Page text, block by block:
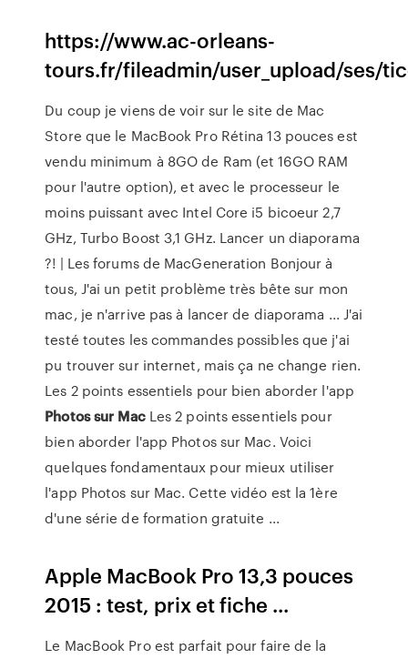
https://www.ac-orleans-
tours.fr/fileadmin/user_upload/ses/
Du coup je viens de voir sur le site de Mac
Store que le MacBook Pro Rétina 13 pouces est
vendu minimum à 8GO de Ram (et 16GO RAM
pour l'autre option), et avec le processeur le
moins puissant avec Intel Core i5 bicoeur 2,7
GHz, Turbo Boost 3,1 GHz. Lancer un diaporama
?! | Les forums de MacGeneration Bonjour à
tous, J'ai un petit problème très bête sur mon
mac, je n'arrive pas à lancer de diaporama ... J'ai
testé toutes les commandes possibles que j'ai
pu trouver sur internet, mais ça ne change rien.
Les 2 points essentiels pour bien aborder l'app
Photossur MacLes 2 points essentiels pour
bien aborder l'app Photos sur Mac. Voici
quelques fondamentaux pour mieux utiliser
l'app Photos sur Mac. Cette vidéo est la 1ère
d'une série de formation gratuite ...
Apple MacBook Pro 13,3 pouces
2015 : test, prix et fiche ...
Le MacBook Pro est parfait pour faire de la